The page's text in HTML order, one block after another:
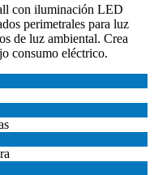
con iluminación LED
perimetrales para luz
de luz ambiental. Crea
consumo eléctrico.